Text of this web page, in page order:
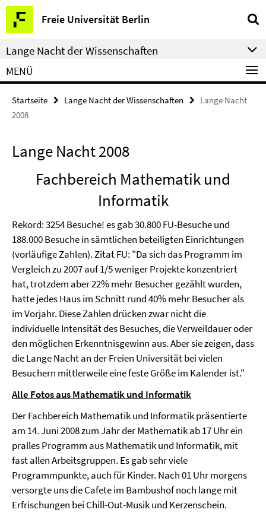
Springe
direkt
zu
Inhalt
Freie Universität Berlin
Service-
Navigation
Lange Nacht der Wissenschaften
MENÜ
Startseite Lange Nacht der Wissenschaften
Lange Nacht
2008
Lange Nacht 2008
Fachbereich Mathematik und
Informatik
Rekord: 3254 Besuche! es gab 30.800 FU-Besuche und
188.000 Besuche in sämtlichen beteiligten Einrichtungen
(vorläufige Zahlen). Zitat FU: "Da sich das Programm im
Vergleich zu 2007 auf 1/5 weniger Projekte konzentriert
hat, trotzdem aber 22% mehr Besucher gezählt wurden,
hatte jedes Haus im Schnitt rund 40% mehr Besucher als
im Vorjahr. Diese Zahlen drücken zwar nicht die
individuelle Intensität des Besuches, die Verweildauer oder
den möglichen Erkenntnisgewinn aus. Aber sie zeigen, dass
die Lange Nacht an der Freien Universität bei vielen
Besuchern mittlerweile eine feste Größe im Kalender ist."
Alle Fotos aus Mathematik und Informatik
Der Fachbereich Mathematik und Informatik präsentierte
am 14. Juni 2008 zum Jahr der Mathematik ab 17 Uhr ein
pralles Programm aus Mathematik und Informatik, mit
fast allen Arbeitsgruppen. Es gab sehr viele
Programmpunkte, auch für Kinder. Nach 01 Uhr morgens
versorgte uns die Cafete im Bambushof noch lange mit
Erfrischungen bei Chill-Out-Musik und Kerzenschein.